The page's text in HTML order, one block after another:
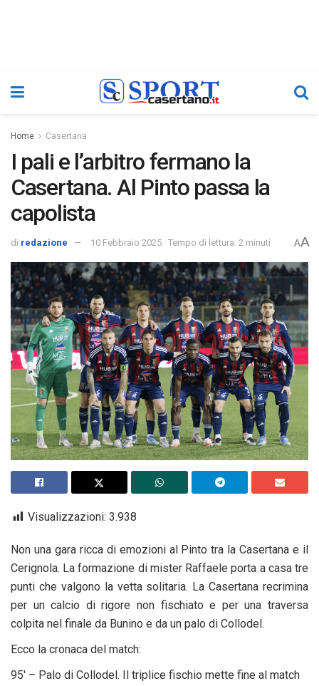
Home Casertana
I pali e l’arbitro fermano la
Casertana. Al Pinto passa la
capolista
di redazione 10 Febbraio 2025 Tempo di lettura: 2 minuti AA
Visualizzazioni: 3.938
Non una gara ricca di emozioni al Pinto tra la Casertana e il
Cerignola. La formazione di mister Raffaele porta a casa tre
punti che valgono la vetta solitaria. La Casertana recrimina
per un calcio di rigore non fischiato e per una traversa
colpita nel finale da Bunino e da un palo di Collodel.
Ecco la cronaca del match:
95′ – Palo di Collodel. Il triplice fischio mette fine al match